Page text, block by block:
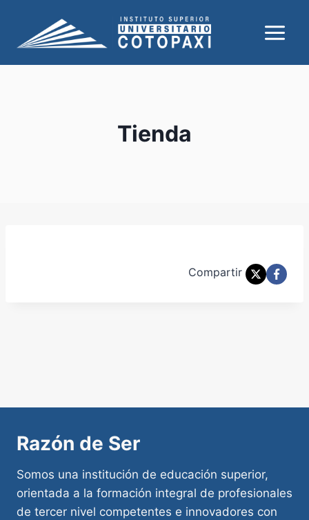
contenido
Tienda
Compartir
Razón de Ser
Somos una institución de educación superior,
orientada a la formación integral de profesionales
de tercer nivel competentes e innovadores con